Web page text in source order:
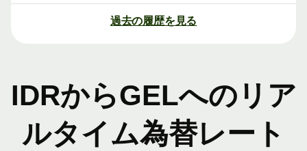
過去の履歴を見る
IDRからGELへのリア
ルタイム為替レート